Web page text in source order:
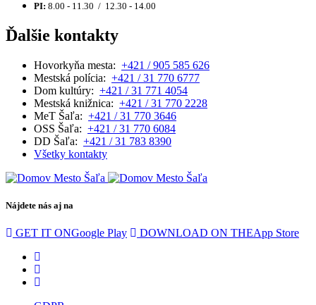
PI: 8.00 - 11.30 / 12.30 - 14.00
Ďalšie kontakty
Hovorkyňa mesta: +421 / 905 585 626
Mestská polícia: +421 / 31 770 6777
Dom kultúry: +421 / 31 771 4054
Mestská knižnica: +421 / 31 770 2228
MeT Šaľa: +421 / 31 770 3646
OSS Šaľa: +421 / 31 770 6084
DD Šaľa: +421 / 31 783 8390
Všetky kontakty
Nájdete nás aj na
GET IT ONGoogle Play DOWNLOAD ON THEApp Store